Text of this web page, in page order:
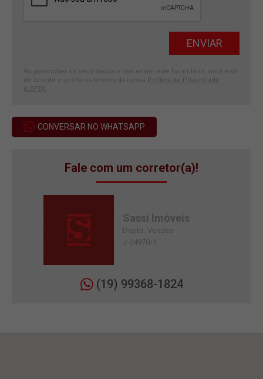
Ao preencher os seus dados e nos enviar este formulário, você está
de acordo e aceita os termos da nossa
Política de Privacidade
(LGPD)
CONVERSAR NO WHATSAPP
Fale com um corretor(a)!
Sassi Imóveis
Depto. Vendas
J-04970/1
(19) 99368-1824